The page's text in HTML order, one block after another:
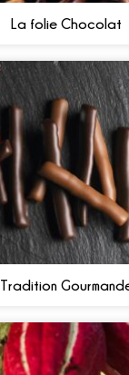
La folie Chocolat
Tradition